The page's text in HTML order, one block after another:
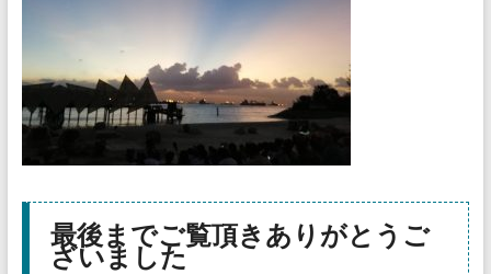
最後までご覧頂きありがとうご
ざいました